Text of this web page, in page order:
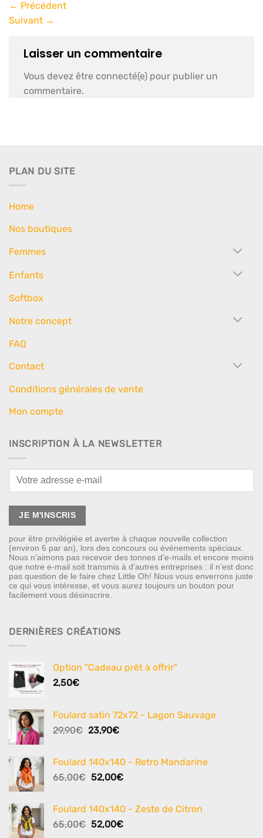
← Précédent
Suivant →
Laisser un commentaire
Vous devez être connecté(e) pour publier un
commentaire.
PLAN DU SITE
Home
Nos boutiques
Femmes
Enfants
Softbox
Notre concept
FAQ
Contact
Conditions générales de vente
Mon compte
INSCRIPTION À LA NEWSLETTER
pour être privilégiée et avertie à chaque nouvelle collection
(environ 6 par an), lors des concours ou événements spéciaux.
Nous n’aimons pas recevoir des tonnes d’e-mails et encore moins
que notre e-mail soit transmis à d’autres entreprises : il n’est donc
pas question de le faire chez Little Oh! Nous vous enverrons juste
ce qui vous intéresse, et vous aurez toujours un bouton pour
facilement vous désinscrire.
DERNIÈRES CRÉATIONS
Option "Cadeau prêt à offrir"
2,50€
Foulard satin 72x72 - Lagon Sauvage
29,90€ Le
était :
29,90€.
23,90€Le
est :
23,90€.
Foulard 140x140 - Retro Mandarine
65,00€ Le
était :
65,00€.
52,00€Le
est :
52,00€.
Foulard 140x140 - Zeste de Citron
65,00€ Le
52,00€Le